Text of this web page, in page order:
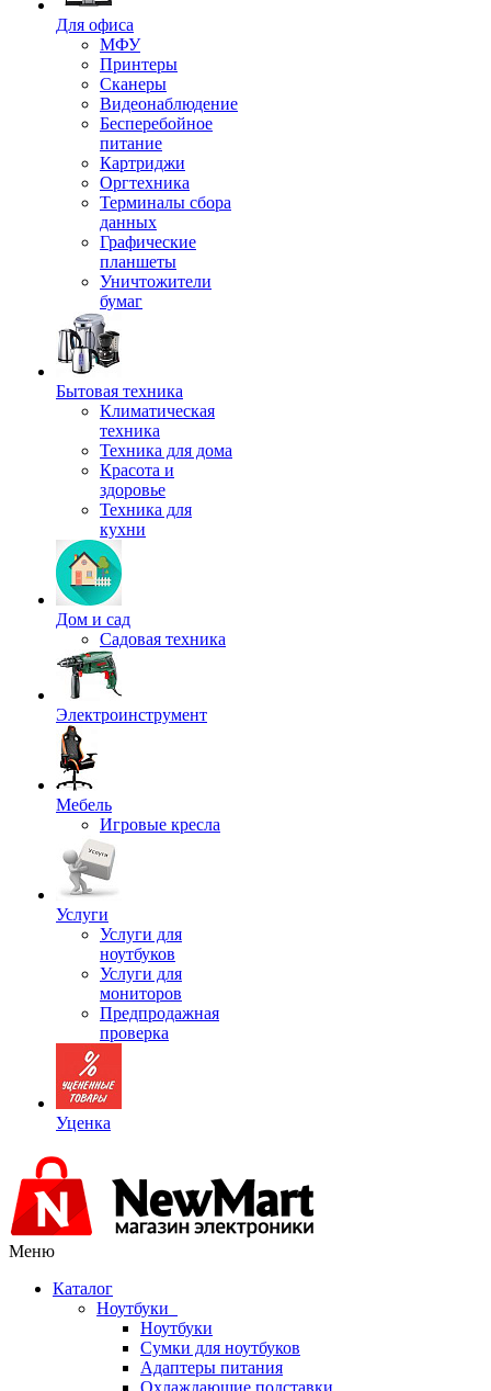
Для офиса
МФУ
Принтеры
Сканеры
Видеонаблюдение
Бесперебойное
питание
Картриджи
Оргтехника
Терминалы сбора
данных
Графические
планшеты
Уничтожители
бумаг
Бытовая техника
Климатическая
техника
Техника для дома
Красота и
здоровье
Техника для
кухни
Дом и сад
Садовая техника
Электроинструмент
Мебель
Игровые кресла
Услуги
Услуги для
ноутбуков
Услуги для
мониторов
Предпродажная
проверка
Уценка
Меню
Каталог
Ноутбуки
Ноутбуки
Сумки для ноутбуков
Адаптеры питания
Охлаждающие подставки